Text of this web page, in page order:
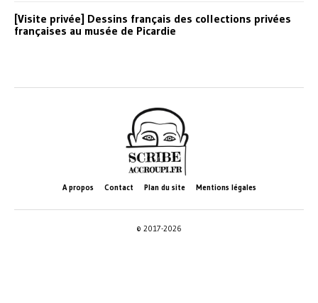
[Visite privée] Dessins français des collections privées
françaises au musée de Picardie
A propos Contact Plan du site Mentions légales
© 2017-2026